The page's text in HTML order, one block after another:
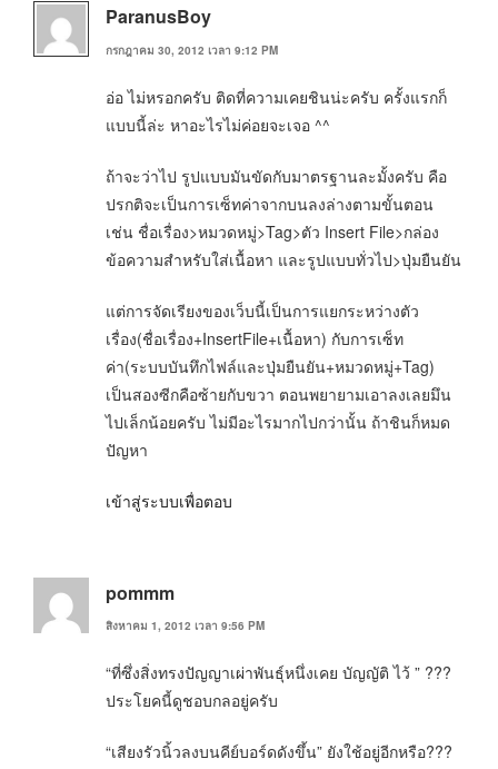
ParanusBoy
กรกฎาคม 30, 2012 เวลา 9:12 PM
อ่อ ไม่หรอกครับ ติดที่ความเคยชินน่ะครับ ครั้งแรกก็
แบบนี้ล่ะ หาอะไรไม่ค่อยจะเจอ ^^
ถ้าจะว่าไป รูปแบบมันขัดกับมาตรฐานละมั้งครับ คือ
ปรกติจะเป็นการเซ็ทค่าจากบนลงล่างตามขั้นตอน
เช่น ชื่อเรื่อง>หมวดหมู่>Tag>ตัว Insert File>กล่อง
ข้อความสำหรับใส่เนื้อหา และรูปแบบทั่วไป>ปุ่มยืนยัน
แต่การจัดเรียงของเว็บนี้เป็นการแยกระหว่างตัว
เรื่อง(ชื่อเรื่อง+InsertFile+เนื้อหา) กับการเซ็ท
ค่า(ระบบบันทึกไฟล์และปุ่มยืนยัน+หมวดหมู่+Tag)
เป็นสองซีกคือซ้ายกับขวา ตอนพยายามเอาลงเลยมึน
ไปเล็กน้อยครับ ไม่มีอะไรมากไปกว่านั้น ถ้าชินก็หมด
ปัญหา
เข้าสู่ระบบเพื่อตอบ
pommm
สิงหาคม 1, 2012 เวลา 9:56 PM
“ที่ซึ่งสิ่งทรงปัญญาเผ่าพันธุ์หนึ่งเคย บัญญัติ ไว้ ” ???
ประโยคนี้ดูชอบกลอยู่ครับ
“เสียงรัวนิ้วลงบนคีย์บอร์ดดังขึ้น” ยังใช้อยู่อีกหรือ???